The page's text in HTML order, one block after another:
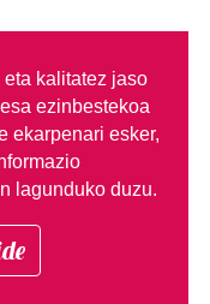
kalitatez jaso
ezinbestekoa
ekarpenari esker,
lagunduko duzu.